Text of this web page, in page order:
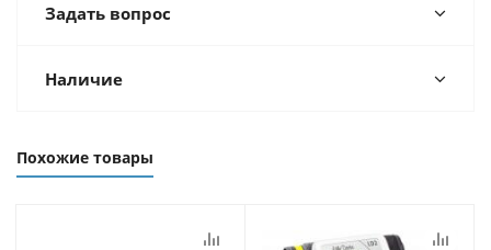
Задать вопрос
Наличие
Похожие товары